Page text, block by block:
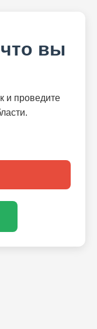
вы
и проведите